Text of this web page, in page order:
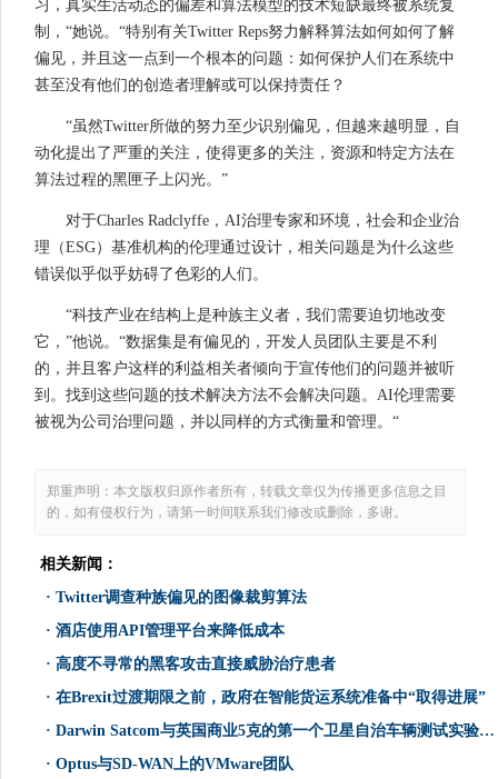
习，真实生活动态的偏差和算法模型的技术短缺最终被系统复
制，“她说。“特别有关Twitter Reps努力解释算法如何如何了解
偏见，并且这一点到一个根本的问题：如何保护人们在系统中
甚至没有他们的创造者理解或可以保持责任？
“虽然Twitter所做的努力至少识别偏见，但越来越明显，自
动化提出了严重的关注，使得更多的关注，资源和特定方法在
算法过程的黑匣子上闪光。”
对于Charles Radclyffe，AI治理专家和环境，社会和企业治
理（ESG）基准机构的伦理通过设计，相关问题是为什么这些
错误似乎似乎妨碍了色彩的人们。
“科技产业在结构上是种族主义者，我们需要迫切地改变
它，”他说。“数据集是有偏见的，开发人员团队主要是不利
的，并且客户这样的利益相关者倾向于宣传他们的问题并被听
到。找到这些问题的技术解决方法不会解决问题。AI伦理需要
被视为公司治理问题，并以同样的方式衡量和管理。“
郑重声明：本文版权归原作者所有，转载文章仅为传播更多信息之目
的，如有侵权行为，请第一时间联系我们修改或删除，多谢。
相关新闻：
· Twitter调查种族偏见的图像裁剪算法
· 酒店使用API​​管理平台来降低成本
· 高度不寻常的黑客攻击直接威胁治疗患者
· 在Brexit过渡期限之前，政府在智能货运系统准备中“取得进展”
· Darwin Satcom与英国商业5克的第一个卫星自治车辆测试实验室进入齿轮
· Optus与SD-WAN上的VMware团队